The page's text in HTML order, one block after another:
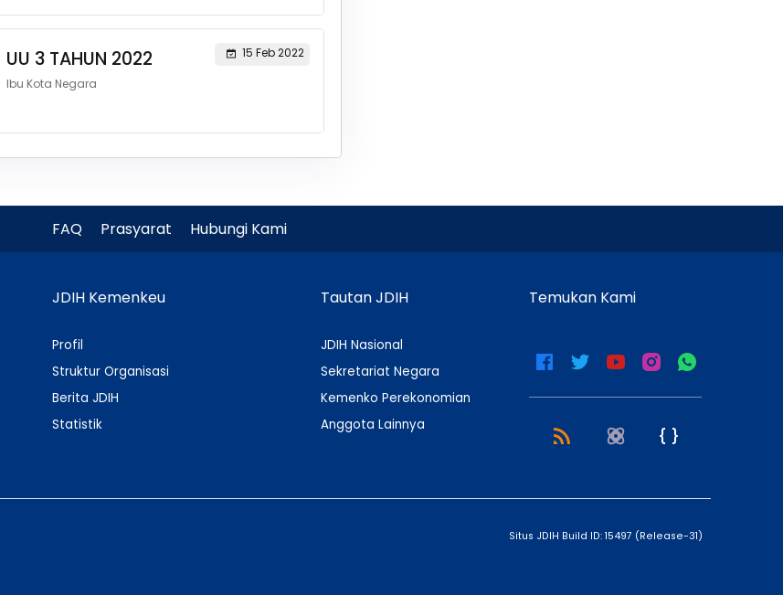
UU 3 TAHUN 2022
15 Feb 2022
Ibu Kota Negara
FAQ Prasyarat Hubungi Kami
JDIH Kemenkeu
Profil
Struktur Organisasi
Berita JDIH
Statistik
Tautan JDIH
JDIH Nasional
Sekretariat Negara
Kemenko Perekonomian
Anggota Lainnya
Temukan Kami
Situs JDIH Build ID: 15497 (Release-31)